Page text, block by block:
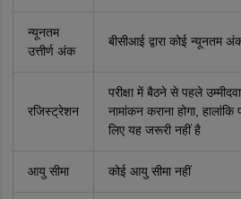
न्यूनतम
उत्तीर्ण अंक
बीसीआई द्वारा कोई न्यूनतम अंक
रजिस्ट्रेशन
परीक्षा में बैठने से पहले
नामांकन कराना होगा,
लिए यह जरूरी नहीं है
आयु सीमा कोई आयु सीमा नहीं